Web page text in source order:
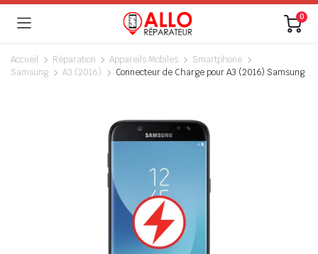
0
Accueil Réparation Appareils Mobiles
Smartphone
Samsung
A3 (2016) Connecteur de Charge pour A3 (2016) Samsung